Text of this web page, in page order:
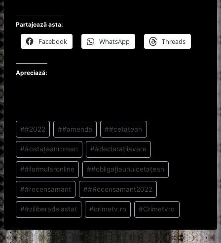
Partajează asta:
Facebook WhatsApp Threads
Apreciază:
Post
Tags:
##2022 ##amenda ##cetațean
##cetațeanroman ##declarațiiavere
##formularonline ##obligațiaunuicetațean
##recensamant ##Recensamant2022
##ziliberadelastat #crimetv.ro #Crimetvro